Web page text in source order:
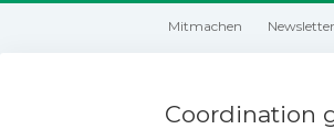
Mitmachen Newsletter
Coordination